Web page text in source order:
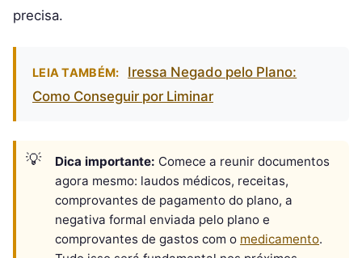
precisa.
LEIA TAMBÉM:
Iressa Negado pelo Plano:
Como Conseguir por Liminar
Dica importante: Comece a reunir documentos
agora mesmo: laudos médicos, receitas,
comprovantes de pagamento do plano, a
negativa formal enviada pelo plano e
comprovantes de gastos com o medicamento.